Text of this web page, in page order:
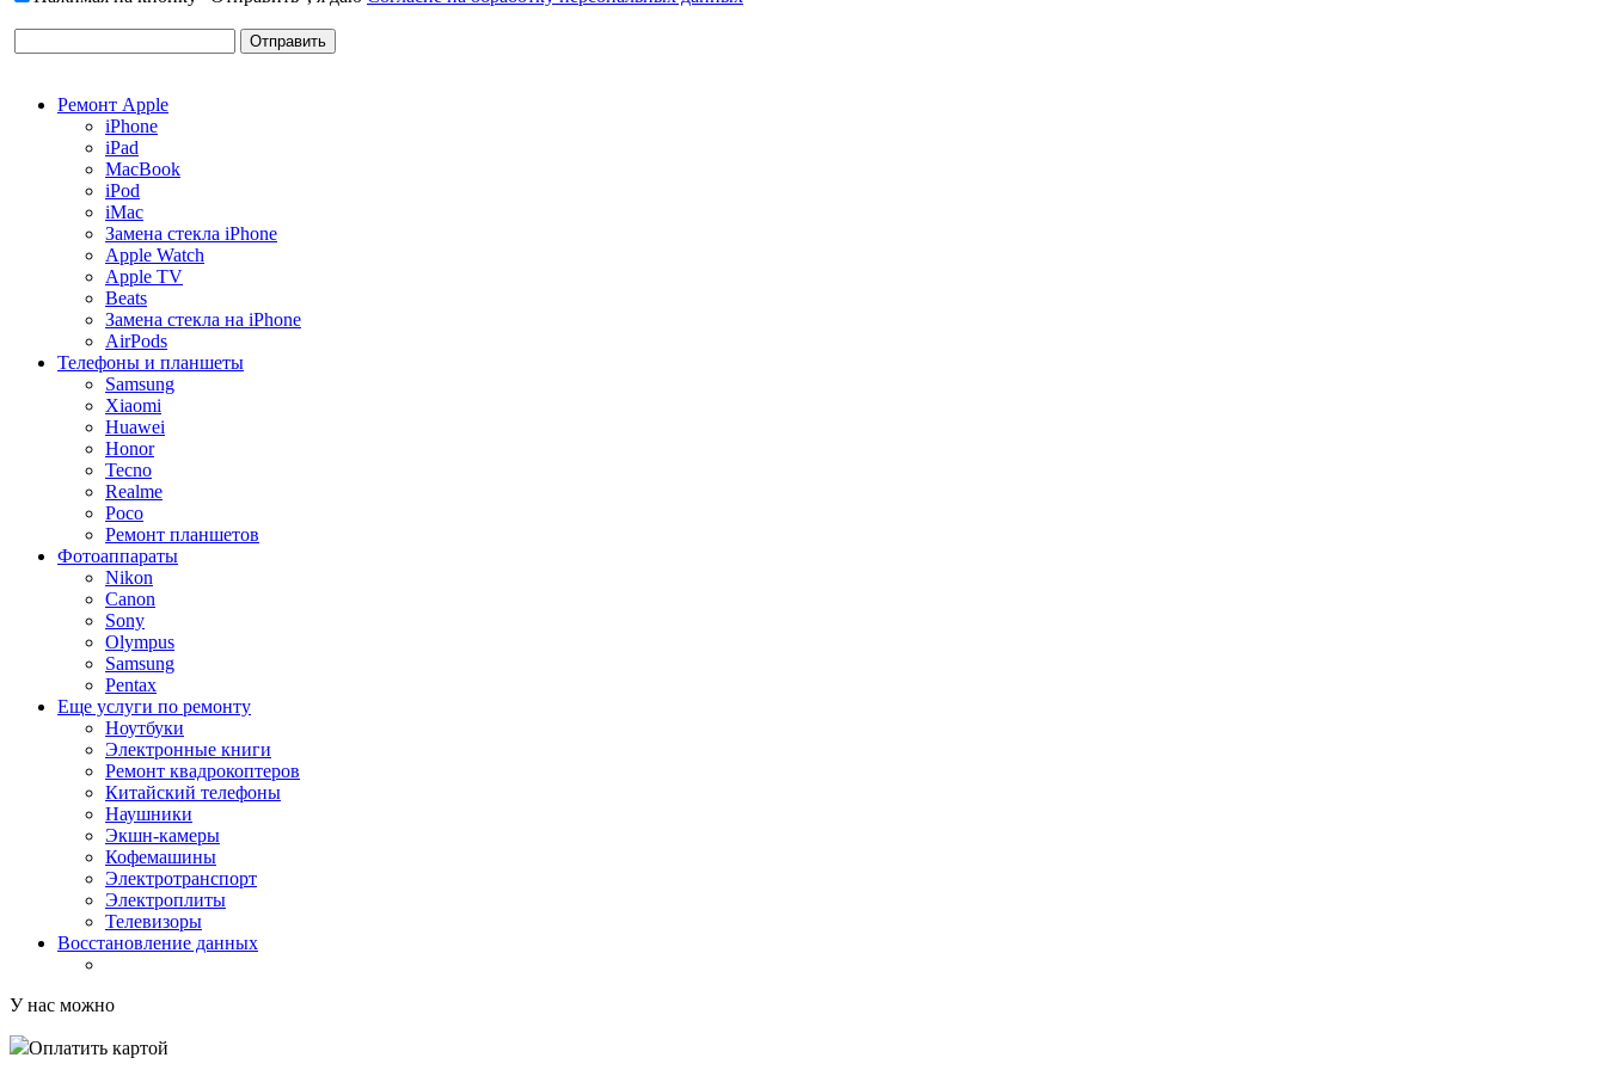
Ремонт Apple
iPhone
iPad
MacBook
iPod
iMac
Замена стекла iPhone
Apple Watch
Apple TV
Beats
Замена стекла на iPhone
AirPods
Телефоны и планшеты
Samsung
Xiaomi
Huawei
Honor
Tecno
Realme
Poco
Ремонт планшетов
Фотоаппараты
Nikon
Canon
Sony
Olympus
Samsung
Pentax
Еще услуги по ремонту
Ноутбуки
Электронные книги
Ремонт квадрокоптеров
Китайский телефоны
Наушники
Экшн-камеры
Кофемашины
Электротранспорт
Электроплиты
Телевизоры
Восстановление данных
У нас можно
Оплатить картой